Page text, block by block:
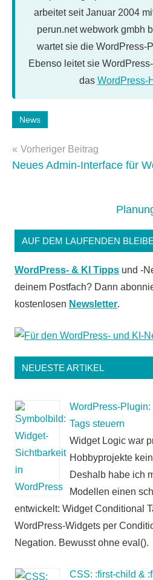
arbeitet seit Januar 2004
perun.net webwork gmbh
wartet sie die WordPress-
Ebenso leitet sie
das WordPress-
Schlagwörter:
Sicherheit
News
Beitragsnavigation
Vorheriger Beitrag
Neues Admin-Interface für
AUF DEM LAUFENDEN
WordPress- & KI Tipps und -
deinem Postfach? Dann
kostenlosen Newsletter.
NEUESTE ARTIKEL
WordPress-Plugin:
Tags steuern
Widget Logic war
Hobbyprojekte
Deshalb habe ich
Modellen einen
entwickelt: Widget Conditional
WordPress-Widgets per
Negation. Bewusst ohne eval().
CSS: :first-child &